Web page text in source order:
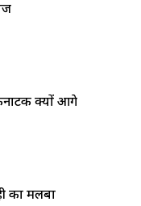
क्यों आगे
का मलबा